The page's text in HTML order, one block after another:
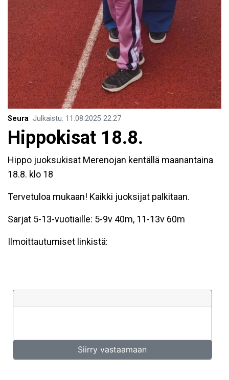
Seura Julkaistu: 11.08.2025 22.27
Hippokisat 18.8.
Hippo juoksukisat Merenojan kentällä maanantaina
18.8. klo 18
Tervetuloa mukaan! Kaikki juoksijat palkitaan.
Sarjat 5-13-vuotiaille: 5-9v 40m, 11-13v 60m
Ilmoittautumiset linkistä: